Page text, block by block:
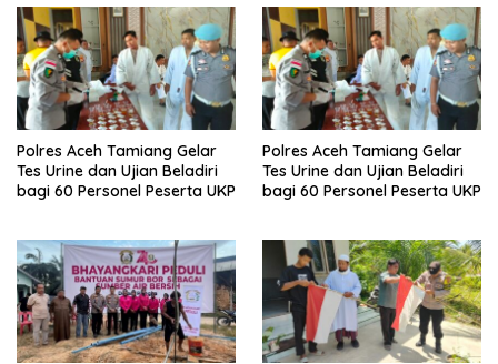
Polres Aceh Tamiang Gelar
Tes Urine dan Ujian Beladiri
bagi 60 Personel Peserta UKP
Polres Aceh Tamiang Gelar
Tes Urine dan Ujian Beladiri
bagi 60 Personel Peserta UKP